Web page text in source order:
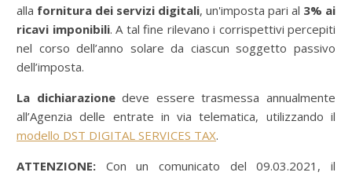
alla fornitura dei servizi digitali, un'imposta pari al 3% ai
ricavi imponibili. A tal fine rilevano i corrispettivi percepiti
nel corso dell’anno solare da ciascun soggetto passivo
dell’imposta.
La dichiarazionedeve essere trasmessa annualmente
all’Agenzia delle entrate in via telematica, utilizzando il
modello DST DIGITAL SERVICES TAX.
ATTENZIONE: Con un comunicato del 09.03.2021, il